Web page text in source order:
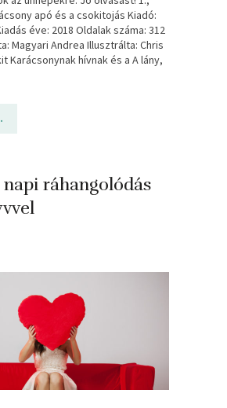
​apó és a csokitojás Kiadó:
éve: 2018 Oldalak száma: 312
Magyari Andrea Illusztrálta: Chris
Karácsonynak hívnak és a A lány,
ráhangolódás